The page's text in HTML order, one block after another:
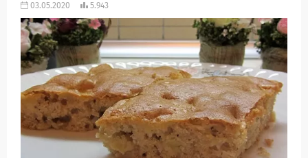
03.05.2020 5.943